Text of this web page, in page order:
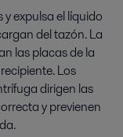
expulsa el líquido
del tazón. La
las placas de la
Los
dirigen las
y previenen